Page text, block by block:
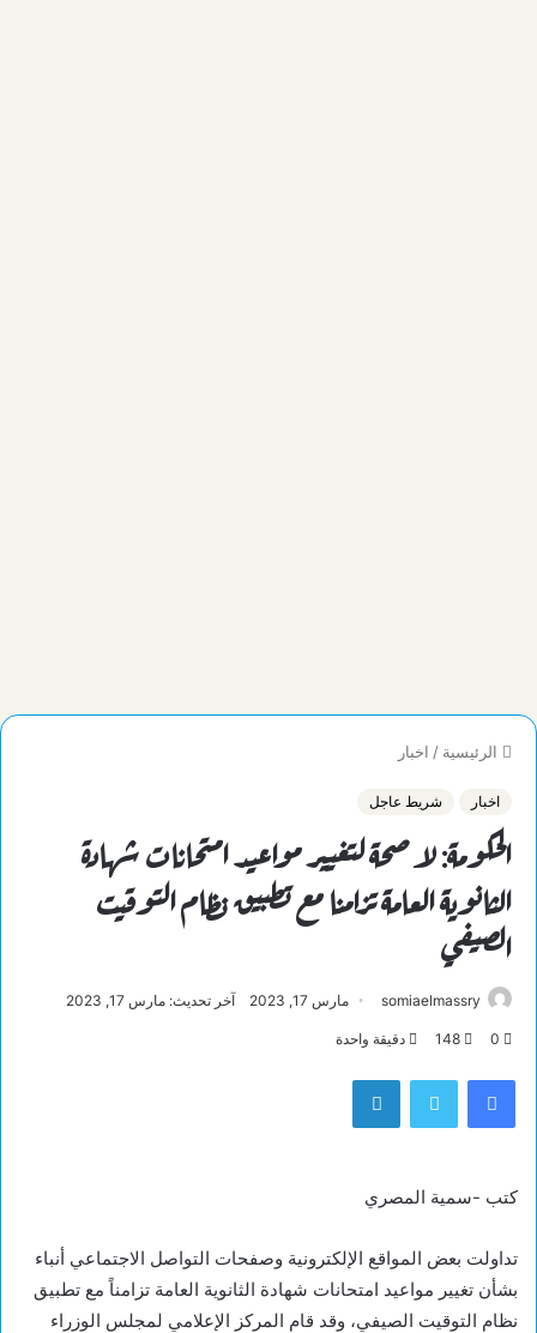
الرئيسية / اخبار
اخبار شريط عاجل
الحكومة: لا صحة لتغيير مواعيد امتحانات شهادة
الثانوية العامة تزامنا مع تطبيق نظام التوقيت
الصيفي
somiaelmassry مارس 17, 2023 آخر تحديث: مارس 17, 2023
0
148 دقيقة واحدة
فيسبوك تويتر لينكدإن
كتب -سمية المصري
تداولت بعض المواقع الإلكترونية وصفحات التواصل الاجتماعي أنباء
بشأن تغيير مواعيد امتحانات شهادة الثانوية العامة تزامناً مع تطبيق
نظام التوقيت الصيفي، وقد قام المركز الإعلامي لمجلس الوزراء